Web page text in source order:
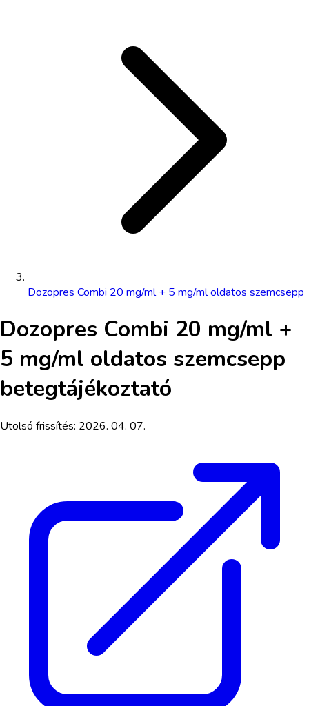
Dozopres Combi 20 mg/ml + 5 mg/ml oldatos szemcsepp
Dozopres Combi 20 mg/ml +
5 mg/ml oldatos szemcsepp
betegtájékoztató
Utolsó frissítés: 2026. 04. 07.